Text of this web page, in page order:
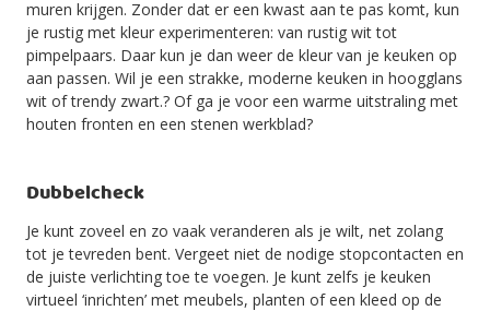
muren krijgen. Zonder dat er een kwast aan te pas komt, kun
je rustig met kleur experimenteren: van rustig wit tot
pimpelpaars. Daar kun je dan weer de kleur van je keuken op
aan passen. Wil je een strakke, moderne keuken in hoogglans
wit of trendy zwart.? Of ga je voor een warme uitstraling met
houten fronten en een stenen werkblad?
Dubbelcheck
Je kunt zoveel en zo vaak veranderen als je wilt, net zolang
tot je tevreden bent. Vergeet niet de nodige stopcontacten en
de juiste verlichting toe te voegen. Je kunt zelfs je keuken
virtueel ‘inrichten’ met meubels, planten of een kleed op de